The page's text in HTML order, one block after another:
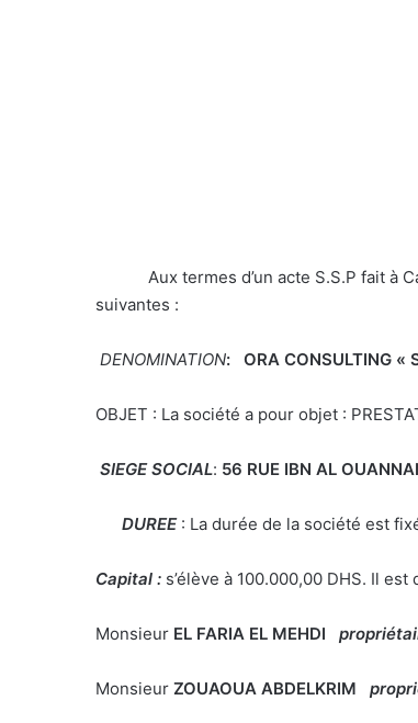
Aux termes d’un acte S.S.P fait à
suivantes :
DENOMINATION: ORA CONSULTING «
OBJET : La société a pour objet :
SIEGE SOCIAL: 56 RUE IBN AL
DUREE: La durée de la société est
Capital : s’élève à 100.000,00 DHS. Il
Monsieur EL FARIA EL MEHDI
Monsieur ZOUAOUA ABDELKRIM